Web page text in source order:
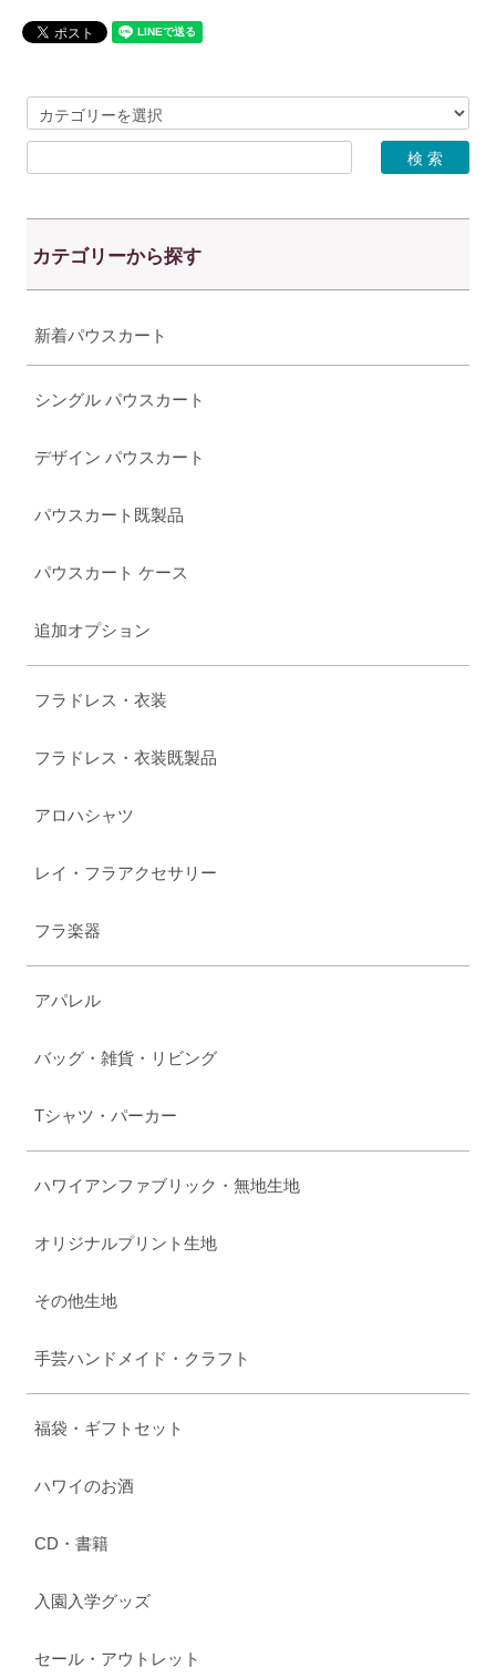
カテゴリーから探す
新着パウスカート
シングル パウスカート
デザイン パウスカート
パウスカート既製品
パウスカート ケース
追加オプション
フラドレス・衣装
フラドレス・衣装既製品
アロハシャツ
レイ・フラアクセサリー
フラ楽器
アパレル
バッグ・雑貨・リビング
Tシャツ・パーカー
ハワイアンファブリック・無地生地
オリジナルプリント生地
その他生地
手芸ハンドメイド・クラフト
福袋・ギフトセット
ハワイのお酒
CD・書籍
入園入学グッズ
セール・アウトレット